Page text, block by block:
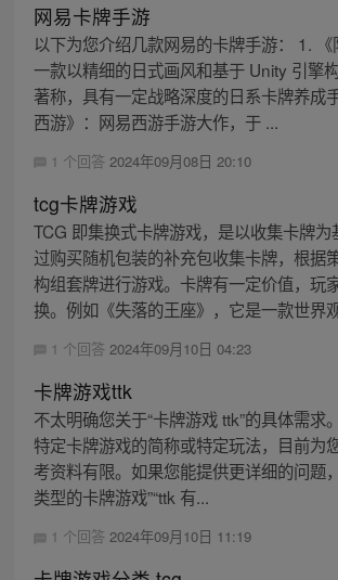
网易卡牌手游
以下为您介绍几款网易的卡牌手游： 1.
一款以精细的日式画风和基于 Unity 引擎
著称，具有一定战略深度的日系卡牌养成
西游》：网易西游手游大作，于 ...
1 个回答 2024年09月08日 20:10
tcg卡牌游戏
TCG 即集换式卡牌游戏，是以收集卡牌为
过购买随机包装的补充包收集卡牌，根据
构组套牌进行游戏。卡牌有一定价值，玩
换。例如《失落的王座》，它是一款世界
1 个回答 2024年09月10日 04:23
卡牌游戏ttk
不太明确您关于“卡牌游戏 ttk”的具体需求
特定卡牌游戏的简称或特定玩法，目前为
考资料有限。如果您能提供更详细的问题
类型的卡牌游戏”“ttk 有...
1 个回答 2024年09月10日 11:19